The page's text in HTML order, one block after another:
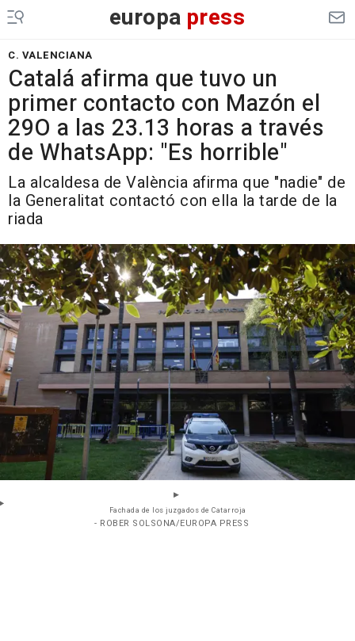
europa press
C. VALENCIANA
Catalá afirma que tuvo un
primer contacto con Mazón el
29O a las 23.13 horas a través
de WhatsApp: "Es horrible"
La alcaldesa de València afirma que "nadie" de
la Generalitat contactó con ella la tarde de la
riada
Fachada de los juzgados de Catarroja
- ROBER SOLSONA/EUROPA PRESS